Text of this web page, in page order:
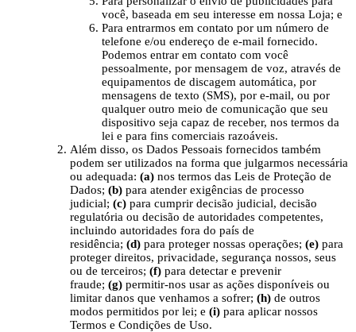
você, baseada em seu interesse em nossa Loja; e
Para entrarmos em contato por um número de
telefone e/ou endereço de e-mail fornecido.
Podemos entrar em contato com você
pessoalmente, por mensagem de voz, através de
equipamentos de discagem automática, por
mensagens de texto (SMS), por e-mail, ou por
qualquer outro meio de comunicação que seu
dispositivo seja capaz de receber, nos termos da
lei e para fins comerciais razoáveis.
Além disso, os Dados Pessoais fornecidos também
podem ser utilizados na forma que julgarmos necessária
ou adequada: (a) nos termos das Leis de Proteção de
Dados; (b) para atender exigências de processo
judicial; (c) para cumprir decisão judicial, decisão
regulatória ou decisão de autoridades competentes,
incluindo autoridades fora do país de
residência; (d) para proteger nossas operações; (e) para
proteger direitos, privacidade, segurança nossos, seus
ou de terceiros; (f) para detectar e prevenir
fraude; (g) permitir-nos usar as ações disponíveis ou
limitar danos que venhamos a sofrer; (h) de outros
modos permitidos por lei; e (i) para aplicar nossos
Termos e Condições de Uso.